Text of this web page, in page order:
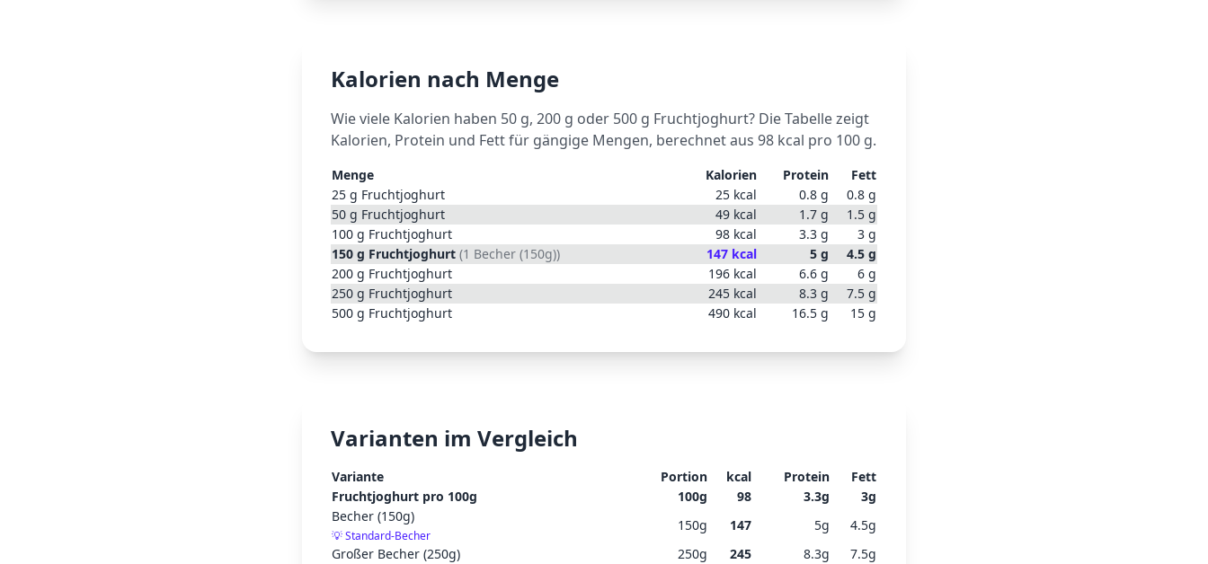
Kalorien nach Menge
Wie viele Kalorien haben 50 g, 200 g oder 500 g Fruchtjoghurt? Die Tabelle zeigt
Kalorien, Protein und Fett für gängige Mengen, berechnet aus 98 kcal pro 100 g.
Menge Kalorien Protein
Fett
25 g Fruchtjoghurt 25 kcal 0.8 g 0.8 g
50 g Fruchtjoghurt 49 kcal 1.7 g 1.5 g
100 g Fruchtjoghurt 98 kcal 3.3 g 3 g
150 g Fruchtjoghurt (1 Becher (150g)) 147 kcal 5 g 4.5 g
200 g Fruchtjoghurt 196 kcal 6.6 g 6 g
250 g Fruchtjoghurt 245 kcal 8.3 g 7.5 g
500 g Fruchtjoghurt 490 kcal 16.5 g 15 g
Varianten im Vergleich
Variante Portion kcal Protein
Fett
Fruchtjoghurt pro 100g
100g 98 3.3g 3g
Becher (150g)
💡Standard-Becher
150g 147 5g 4.5g
Großer Becher (250g)
250g 245 8.3g 7.5g